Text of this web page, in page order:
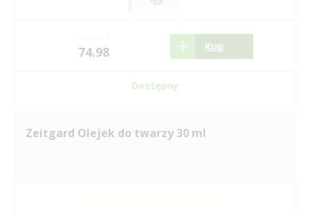
74.98 Kup
Dostępny
Zeitgard Olejek do twarzy 30 ml